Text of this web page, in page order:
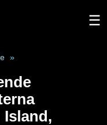
☰
»
Island,